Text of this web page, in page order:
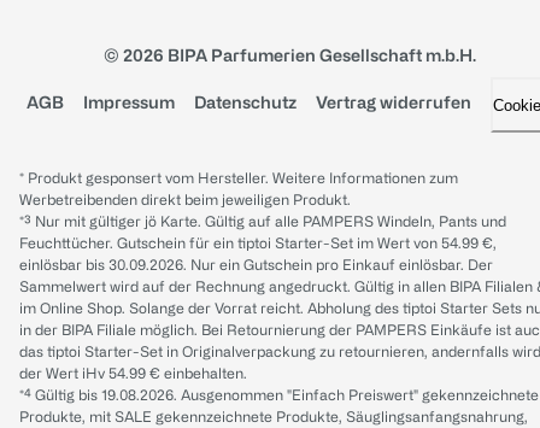
© 2026 BIPA Parfumerien Gesellschaft m.b.H.
AGB Impressum Datenschutz Vertrag widerrufen
* Produkt gesponsert vom Hersteller. Weitere Informationen zum
Werbetreibenden direkt beim jeweiligen Produkt.
*³ Nur mit gültiger jö Karte. Gültig auf alle PAMPERS Windeln, Pants und
Feuchttücher. Gutschein für ein tiptoi Starter-Set im Wert von 54.99 €,
einlösbar bis 30.09.2026. Nur ein Gutschein pro Einkauf einlösbar. Der
Sammelwert wird auf der Rechnung angedruckt. Gültig in allen BIPA Filialen
im Online Shop. Solange der Vorrat reicht. Abholung des tiptoi Starter Sets
in der BIPA Filiale möglich. Bei Retournierung der PAMPERS Einkäufe ist
das tiptoi Starter-Set in Originalverpackung zu retournieren, andernfalls wird
der Wert iHv 54.99 € einbehalten.
*⁴ Gültig bis 19.08.2026. Ausgenommen "Einfach Preiswert" gekennzeichnete
Produkte, mit SALE gekennzeichnete Produkte, Säuglingsanfangsnahrung,